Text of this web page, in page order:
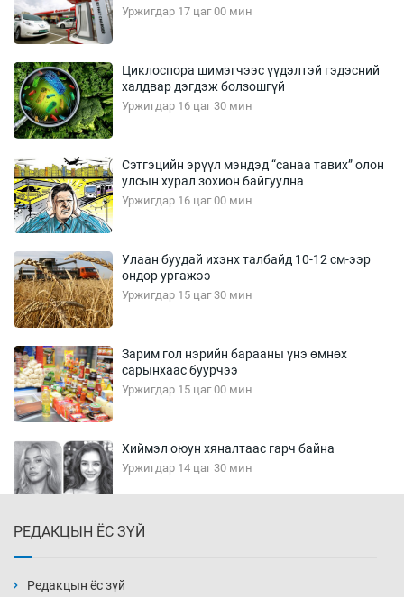
Уржигдар 17 цаг 00 мин
Циклоспора шимэгчээс үүдэлтэй гэдэсний
халдвар дэгдэж болзошгүй
Уржигдар 16 цаг 30 мин
Сэтгэцийн эрүүл мэндэд “санаа тавих” олон
улсын хурал зохион байгуулна
Уржигдар 16 цаг 00 мин
Улаан буудай ихэнх талбайд 10-12 см-ээр
өндөр ургажээ
Уржигдар 15 цаг 30 мин
Зарим гол нэрийн барааны үнэ өмнөх
сарынхаас буурчээ
Уржигдар 15 цаг 00 мин
Хиймэл оюун хяналтаас гарч байна
Уржигдар 14 цаг 30 мин
Уржигдар 14 цаг 00 мин
РЕДАКЦЫН ЁС ЗҮЙ
Редакцын ёс зүй